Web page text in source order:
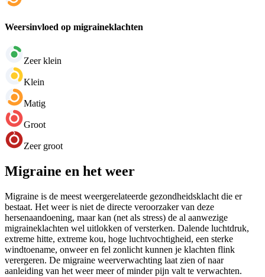
Weersinvloed op migraineklachten
Zeer klein
Klein
Matig
Groot
Zeer groot
Migraine en het weer
Migraine is de meest weergerelateerde gezondheidsklacht die er
bestaat. Het weer is niet de directe veroorzaker van deze
hersenaandoening, maar kan (net als stress) de al aanwezige
migraineklachten wel uitlokken of versterken. Dalende luchtdruk,
extreme hitte, extreme kou, hoge luchtvochtigheid, een sterke
windtoename, onweer en fel zonlicht kunnen je klachten flink
verergeren. De migraine weerverwachting laat zien of naar
aanleiding van het weer meer of minder pijn valt te verwachten.